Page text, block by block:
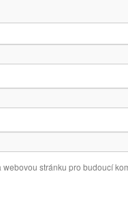
stránku pro budoucí